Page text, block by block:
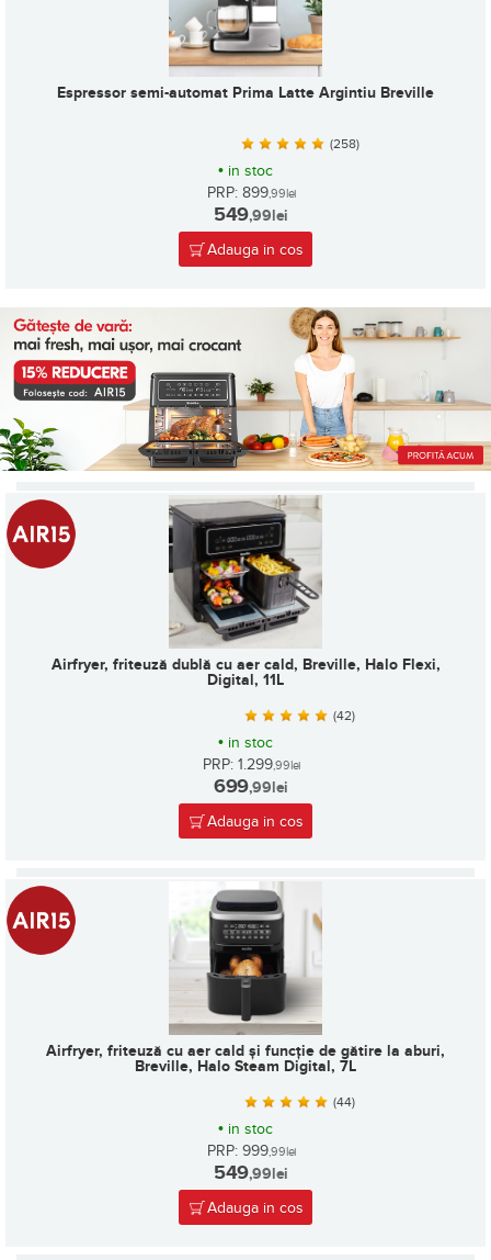
Espressor semi-automat Prima Latte Argintiu Breville
(258)
• in stoc
PRP: 899,99lei
549,99lei
Adauga in cos
Airfryer, friteuză dublă cu aer cald, Breville, Halo Flexi,
Digital, 11L
(42)
• in stoc
PRP: 1.299,99lei
699,99 lei
Adauga in cos
Airfryer, friteuză cu aer cald și funcție de gătire la aburi,
Breville, Halo Steam Digital, 7L
(44)
• in stoc
PRP: 999,99lei
549,99 lei
Adauga in cos